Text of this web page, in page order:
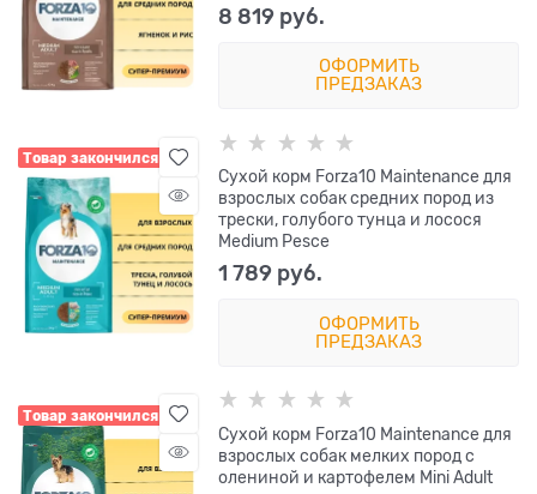
8 819 руб.
ОФОРМИТЬ
ПРЕДЗАКАЗ
Товар закончился
Сухой корм Forza10 Maintenance для
взрослых собак средних пород из
трески, голубого тунца и лосося
Medium Pesce
1 789 руб.
ОФОРМИТЬ
ПРЕДЗАКАЗ
Товар закончился
Сухой корм Forza10 Maintenance для
взрослых собак мелких пород с
олениной и картофелем Mini Adult